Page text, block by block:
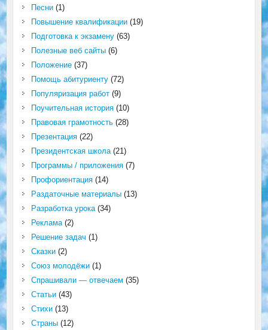
Песни(1)
Повышение квалификации(19)
Подготовка к экзамену(63)
Полезные веб сайты(6)
Положение(37)
Помощь абитуриенту(72)
Популяризация работ(9)
Поучительная история(10)
Правовая грамотность(28)
Презентация(22)
Президентская школа(21)
Программы / приложения(7)
Профориентация(14)
Раздаточные материалы(13)
Разработка урока(34)
Реклама(2)
Решение задач (1)
Сказки(2)
Союз молодёжи(1)
Спрашивали — отвечаем (35)
Статьи(43)
Стихи(13)
Страны(12)